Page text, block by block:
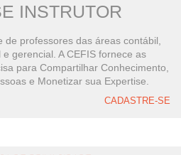
INSTRUTOR
professores das áreas contábil,
gerencial. A CEFIS fornece as
para Compartilhar Conhecimento,
e Monetizar sua Expertise.
CADASTRE-SE